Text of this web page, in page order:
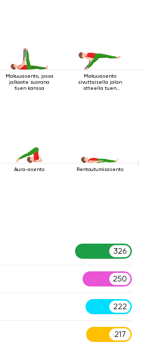
Makuuasento, jossa
jalkaote suorana
tuen kanssa
Makuuasento
sivuttaisella jalan
otteella tuen
Aura-asento Rentoutumisasento
326
250
222
217